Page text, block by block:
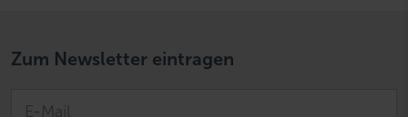
Zum Newsletter eintragen